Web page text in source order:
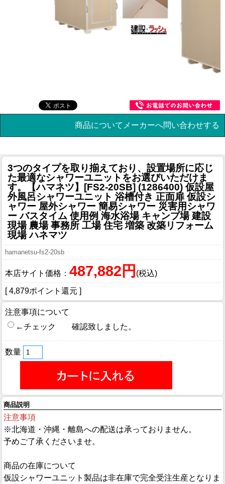
商品についてメーカーへ問い合わせする
3つのタイプを取り揃えており、設置場所に応じ
た最適なシャワーユニットをお選びいただけま
す。
【ハマネツ】[FS2-20SB] (1286400) 仮設屋
外風呂シャワーユニット 浴槽付き 正面扉 仮設シ
ャワー 屋外シャワー 簡易シャワー 災害用シャワ
ー バスタイム 使用例 海水浴場 キャンプ場 建設
現場 農場 事務所 工場 住宅 増築 改築リフォーム
現場 ハネマツ
hamanetsu-fs2-20sb
本店サイト価格： 487,882円 (税込)
[ 4,879ポイント還元 ]
注意事項について
←チェック 確認致しました。
数量
商品説明
注意事項
※北海道・沖縄・離島への配送は承っておりません。
予めご了承くださいませ。
商品の在庫について
仮設シャワーユニット製品は非在庫で完全受注生産となりま